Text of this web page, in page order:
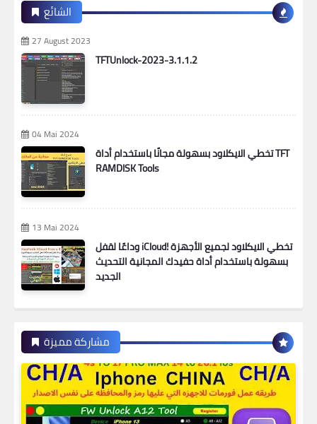
الشائع
27 August 2023
TFTUnlock-2023-3.1.1.2
04 Mai 2024
تخطي الايكلاود بسهولة مجانًا باستخدام أداة TFT
RAMDISK Tools
13 Mai 2024
وداعًا لقفل iCloud! تخطي الايكلاود لجميع الأجهزة
بسهولة باستخدام أداة حفيدك المجانية التحديث
الجديد
مشاركة مميزة